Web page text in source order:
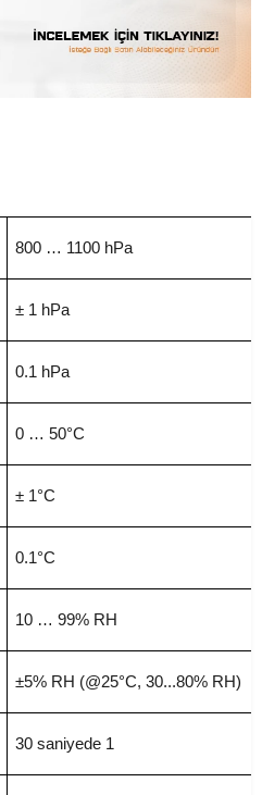
800 … 1100 hPa
± 1 hPa
0.1 hPa
0 … 50°C
± 1°C
0.1°C
10 … 99% RH
±5% RH (@25°C, 30...80% RH)
30 saniyede 1